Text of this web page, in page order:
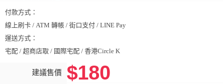
付款方式：
線上刷卡 / ATM 轉帳 / 街口支付 / LINE Pay
運送方式：
宅配 / 超商店取 / 國際宅配 / 香港Circle K
建議售價 $180